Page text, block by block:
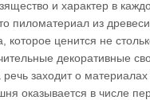
и характер в
пиломатериал из
которое ценится не
декоративные
речь заходит о
оказывается в числе